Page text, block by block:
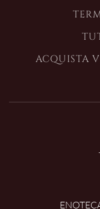
ACQUISTA